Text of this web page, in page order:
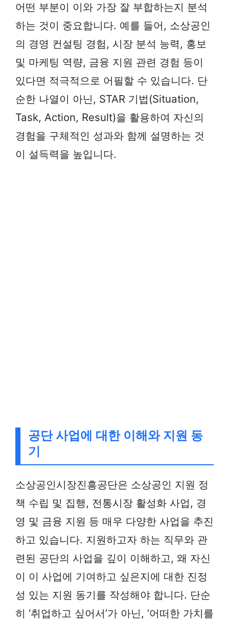
어떤 부분이 이와 가장 잘 부합하는지 분석
하는 것이 중요합니다. 예를 들어, 소상공인
의 경영 컨설팅 경험, 시장 분석 능력, 홍보
및 마케팅 역량, 금융 지원 관련 경험 등이
있다면 적극적으로 어필할 수 있습니다. 단
순한 나열이 아닌, STAR 기법(Situation,
Task, Action, Result)을 활용하여 자신의
경험을 구체적인 성과와 함께 설명하는 것
이 설득력을 높입니다.
공단 사업에 대한 이해와 지원 동
기
소상공인시장진흥공단은 소상공인 지원 정
책 수립 및 집행, 전통시장 활성화 사업, 경
영 및 금융 지원 등 매우 다양한 사업을 추진
하고 있습니다. 지원하고자 하는 직무와 관
련된 공단의 사업을 깊이 이해하고, 왜 자신
이 이 사업에 기여하고 싶은지에 대한 진정
성 있는 지원 동기를 작성해야 합니다. 단순
히 ‘취업하고 싶어서’가 아닌, ‘어떠한 가치를